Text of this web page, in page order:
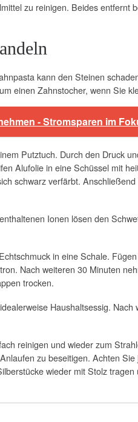
zu reinigen. Beides entfernt
kann den Steinen
einen Zahnstocher, wenn Sie
- Stromsparen im
Putztuch. Durch den Druck
Alufolie in eine Schüssel mit
schwarz verfärbt.
Ionen lösen den
in eine Schale.
Nach weiteren 30 Minuten
trocken.
Haushaltsessig.
reinigen und wieder zum
zu beseitigen. Achten
wieder mit Stolz